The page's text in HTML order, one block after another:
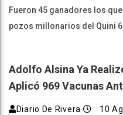
Fueron 45 ganadores los
pozos millonarios del Quini 6
Adolfo Alsina Ya
Aplicó 969 Vacunas
Diario De Rivera 10